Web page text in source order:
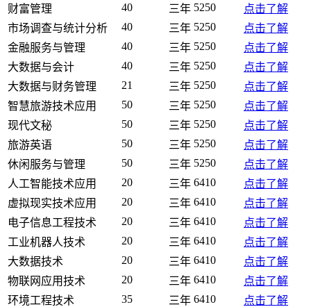
财富管理
40 三年 5250
点击了解
市场调查与统计分析
40 三年 5250
点击了解
金融服务与管理
40 三年 5250
点击了解
大数据与会计
40 三年 5250
点击了解
大数据与财务管理
21 三年 5250
点击了解
智慧旅游技术应用
50 三年 5250
点击了解
现代文秘
50 三年 5250
点击了解
旅游英语
50 三年 5250
点击了解
休闲服务与管理
50 三年 5250
点击了解
人工智能技术应用
20 三年 6410
点击了解
虚拟现实技术应用
20 三年 6410
点击了解
电子信息工程技术
20 三年 6410
点击了解
工业机器人技术
20 三年 6410
点击了解
大数据技术
20 三年 6410
点击了解
物联网应用技术
20 三年 6410
点击了解
环境工程技术
35 三年 6410
点击了解